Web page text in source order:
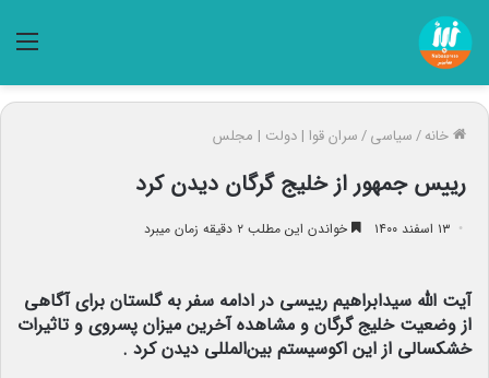
خانه/سیاسی/سران قوا | دولت | مجلس
رییس جمهور از خلیج گرگان دیدن کرد
۱۳ اسفند ۱۴۰۰ خواندن این مطلب ۲ دقیقه زمان میبرد
آیت الله سیدابراهیم رییسی در ادامه سفر به گلستان برای آگاهی
از وضعیت خلیج گرگان و مشاهده آخرین میزان پسروی و تاثیرات
خشکسالی از این اکوسیستم بین‌المللی دیدن کرد .